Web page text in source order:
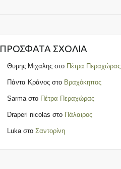
ΠΡΌΣΦΑΤΑ ΣΧΌΛΙΑ
Θυμης Μιχαλης στο Πέτρα Περαχώρας
Πάντα Κράνος στο Βραχόκηπος
Sarma στο Πέτρα Περαχώρας
Draperi nicolas στο Πάλαιρος
Luka στοΣαντορίνη